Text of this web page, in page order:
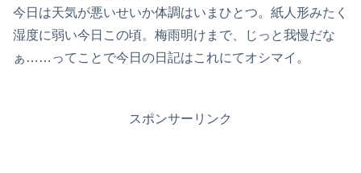
今日は天気が悪いせいか体調はいまひとつ。紙人形みたく
湿度に弱い今日この頃。梅雨明けまで、じっと我慢だな
ぁ……ってことで今日の日記はこれにてオシマイ。
スポンサーリンク